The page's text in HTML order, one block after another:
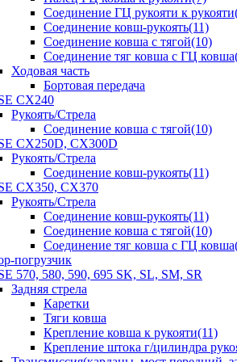
Соединение ГЦ рукояти к
Соединение ковш-рукоять(11)
Соединение ковша с тягой(10)
Соединение тяг ковша с ГЦ
Ходовая часть
Бортовая передача
CX240
Рукоять/Стрела
Соединение ковша с тягой(10)
CX250D, CX300D
Рукоять/Стрела
Соединение ковш-рукоять(11)
CX350, CX370
Рукоять/Стрела
Соединение ковш-рукоять(11)
Соединение ковша с тягой(10)
Соединение тяг ковша с ГЦ
погрузчик
570, 580, 590, 695 SK, SL, SM, SR
Задняя стрела
Каретки
Тяги ковша
Крепление ковша к рукояти(11)
Крепление штока г/цилиндра